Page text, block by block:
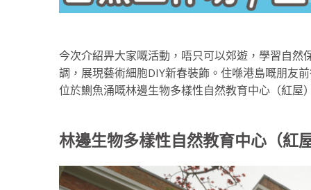
今次介紹畀大家嘅活動，唔只可以郊遊，學習自
調，展現藝術細胞DIY新春裝飾。住喺港島嘅朋友
位於鰂魚涌嘅林邊生物多樣性自然教育中心（紅屋
林邊生物多樣性自然教育中心（紅